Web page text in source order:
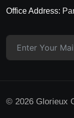
Office Address:
© 2026 Glorieux